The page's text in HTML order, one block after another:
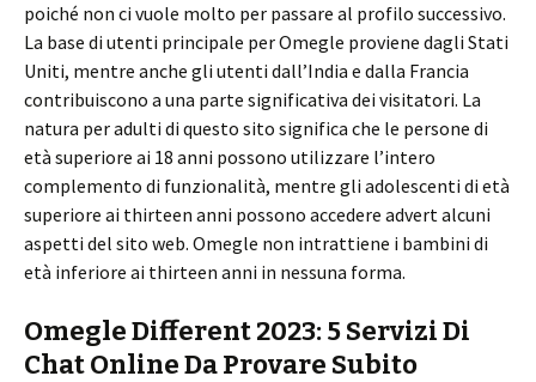
poiché non ci vuole molto per passare al profilo successivo.
La base di utenti principale per Omegle proviene dagli Stati
Uniti, mentre anche gli utenti dall’India e dalla Francia
contribuiscono a una parte significativa dei visitatori. La
natura per adulti di questo sito significa che le persone di
età superiore ai 18 anni possono utilizzare l’intero
complemento di funzionalità, mentre gli adolescenti di età
superiore ai thirteen anni possono accedere advert alcuni
aspetti del sito web. Omegle non intrattiene i bambini di
età inferiore ai thirteen anni in nessuna forma.
Omegle Different 2023: 5 Servizi Di
Chat Online Da Provare Subito